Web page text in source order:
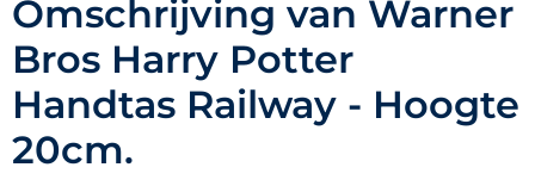
Omschrijving van Warner
Bros Harry Potter
Handtas Railway - Hoogte
20cm.